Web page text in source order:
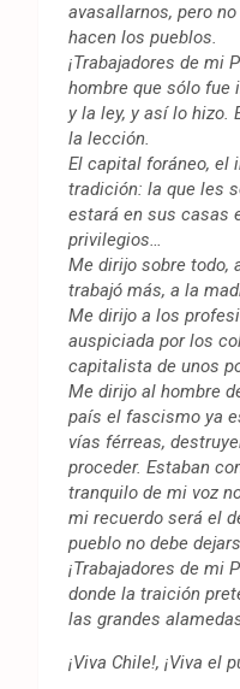
avasallarnos, pero
hacen los pueblos.
¡Trabajadores de mi
hombre que sólo fue
y la ley, y así lo hizo.
la lección.
El capital foráneo, el
tradición: la que les
estará en sus casas
privilegios…
Me dirijo sobre todo,
trabajó más, a la
Me dirijo a los
auspiciada por los
capitalista de unos
Me dirijo al hombre
país el fascismo ya
vías férreas,
proceder. Estaban
tranquilo de mi voz
mi recuerdo será el
pueblo no debe
¡Trabajadores de mi
donde la traición
las grandes
¡Viva Chile!, ¡Viva el